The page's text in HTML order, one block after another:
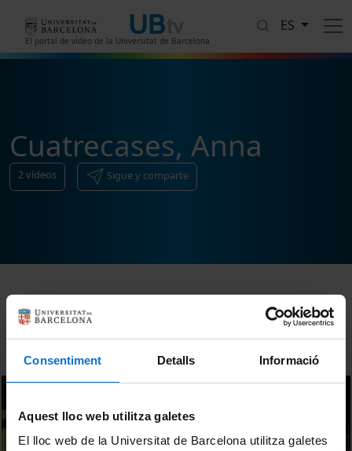
Consentiment Detalls Informació
Aquest lloc web utilitza galetes
El lloc web de la Universitat de Barcelona utilitza galetes
El portal de vídeo de la Universitat de Barcelona
ES
Cuatrecases, Anna
2vídeos Sigue y comparte
Ordenar